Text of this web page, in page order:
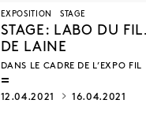
EXPOSITION STAGE
STAGE: LABO DU
DE LAINE
DANS LE CADRE DE L’EXPO FIL
12.04.2021 16.04.2021